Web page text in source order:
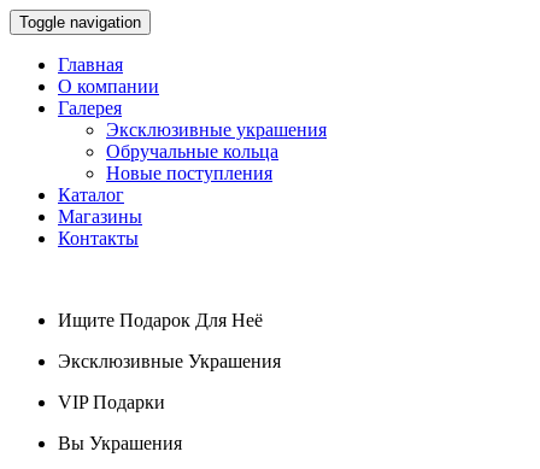
Toggle navigation
Главная
О компании
Галерея
Эксклюзивные украшения
Обручальные кольца
Новые поступления
Каталог
Магазины
Контакты
Ищите Подарок Для Неё
Эксклюзивные Украшения
VIPПодарки
Вы Украшения